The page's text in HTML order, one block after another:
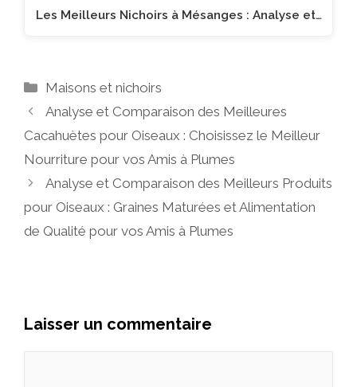
Les Meilleurs Nichoirs à Mésanges : Analyse et…
Catégories
Maisons et nichoirs
Analyse et Comparaison des Meilleures
Cacahuètes pour Oiseaux : Choisissez le Meilleur
Nourriture pour vos Amis à Plumes
Analyse et Comparaison des Meilleurs Produits
pour Oiseaux : Graines Maturées et Alimentation
de Qualité pour vos Amis à Plumes
Laisser un commentaire